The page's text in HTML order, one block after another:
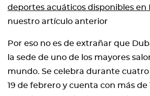
deportes acuáticos disponibles en
nuestro artículo anterior
Por eso no es de extrañar que
la sede de uno de los mayores
mundo. Se celebra durante cuatro
19 de febrero y cuenta con más de